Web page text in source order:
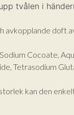
tvålen i
avkopplande doft
Cocoate,
Tetrasodium
kan den